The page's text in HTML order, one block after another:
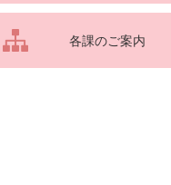
各課のご案内